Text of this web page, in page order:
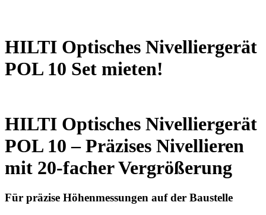
HILTI Optisches Nivelliergerät
POL 10 Set mieten!
HILTI Optisches Nivelliergerät
POL 10 – Präzises Nivellieren
mit 20-facher Vergrößerung
Für präzise Höhenmessungen auf der Baustelle